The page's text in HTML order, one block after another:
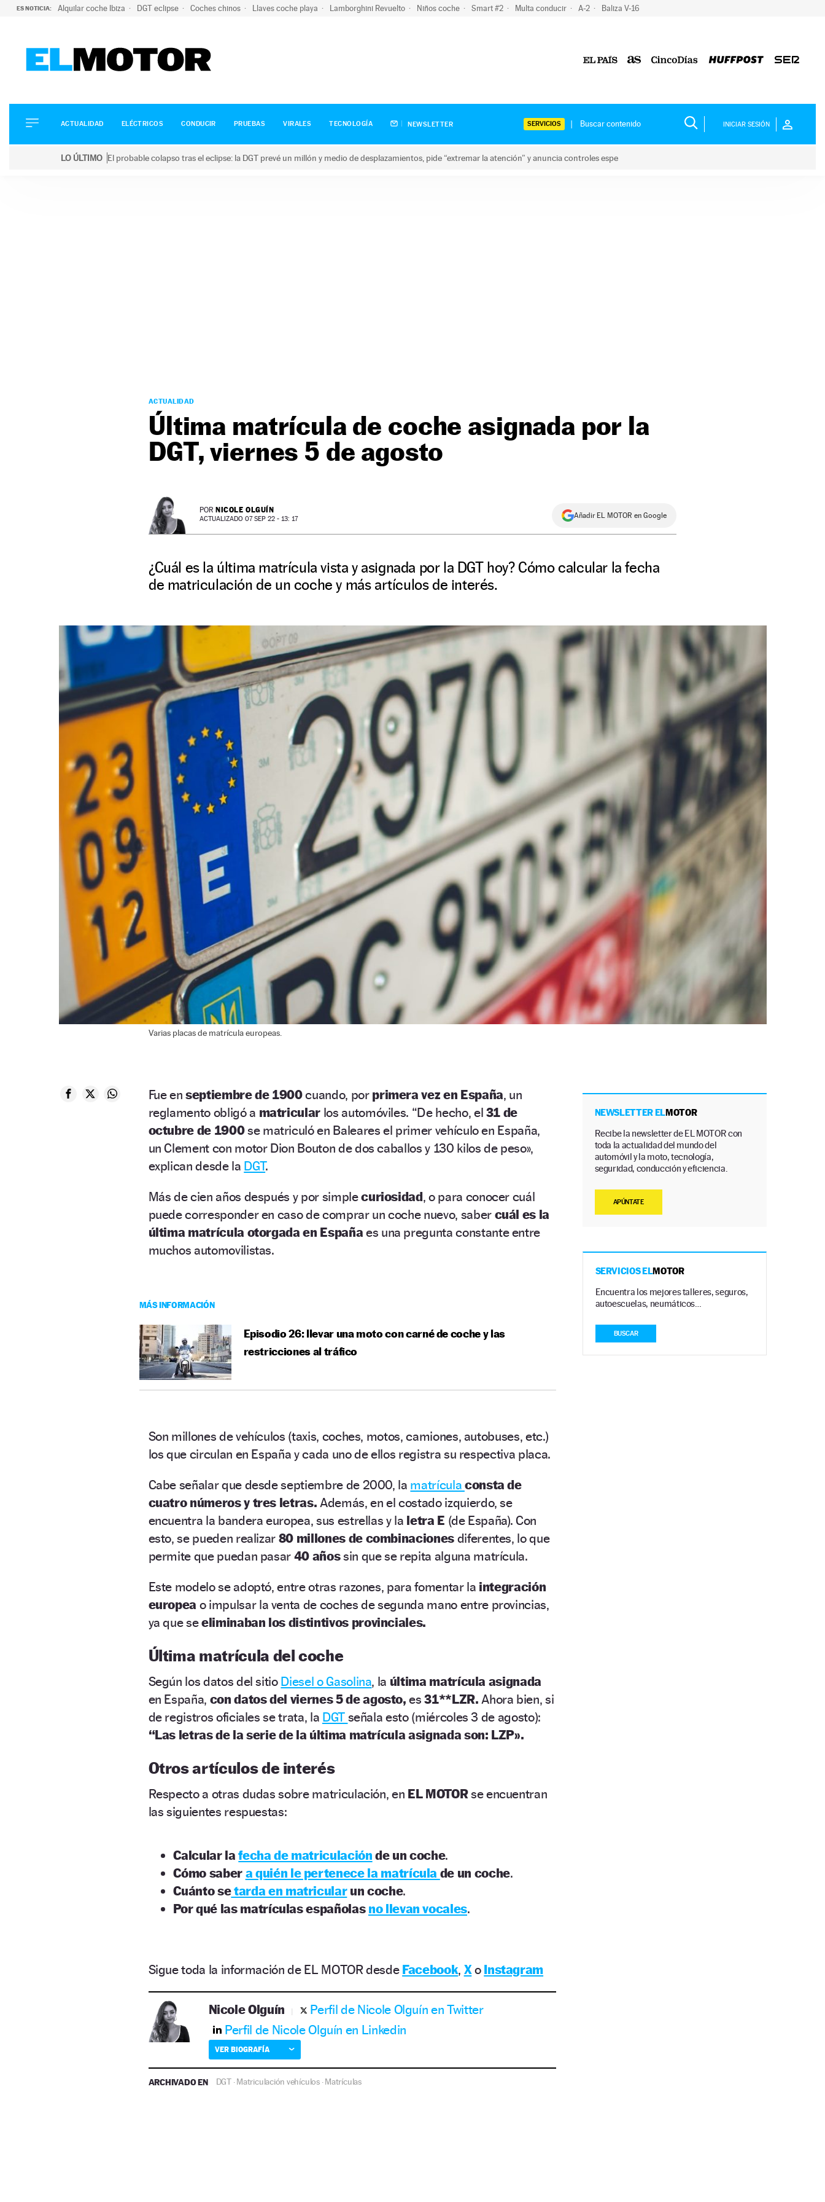
ES NOTICIA: Alquilar coche Ibiza DGT eclipse Coches chinos Llaves coche playa Lamborghini Revuelto Niños coche Smart #2 Multa conducir A-2 Baliza V-16
ELÉCTRICOS
CONDUCIR
ACTUALIDAD ELÉCTRICOS CONDUCIR PRUEBAS VIRALES TECNOLOGÍA NEWSLETTER SERVICIOS INICIAR SESIÓN
LO ÚLTIMO El probable colapso tras el eclipse: la DGT prevé un millón y medio de desplazamientos, pide “extremar la atención” y anuncia controles espe
ACTUALIDAD
Última matrícula de coche asignada por la
DGT, viernes 5 de agosto
POR NICOLE OLGUÍN
ACTUALIZADO 07 SEP 22 - 13: 17 Añadir EL MOTOR en Google
¿Cuál es la última matrícula vista y asignada por la DGT hoy? Cómo calcular la fecha
de matriculación de un coche y más artículos de interés.
Varias placas de matrícula europeas.
Fue enseptiembre de 1900cuando, por primera vez en España, un
reglamento obligó a matricular los automóviles. “De hecho, el 31 de
octubre de 1900se matriculó en Baleares el primer vehículo en España,
un Clement con motor Dion Bouton de dos caballos y 130 kilos de peso»,
explican desde la DGT.
Más de cien años después y por simplecuriosidad, o para conocer cuál
puede corresponder en caso de comprar un coche nuevo, sabercuál es la
última matrícula otorgada en España es una pregunta constante entre
muchos automovilistas.
MÁS INFORMACIÓN
Episodio 26: llevar una moto con carné de coche y las
restricciones al tráfico
Son millones de vehículos (taxis, coches, motos, camiones, autobuses, etc.)
los que circulan en España y cada uno de ellos registra su respectiva placa.
Cabe señalar que desde septiembre de 2000, la matrícula consta de
cuatro números y tres letras. Además, en el costado izquierdo, se
encuentra la bandera europea, sus estrellas y la letra E (de España). Con
esto, se pueden realizar 80 millones de combinacionesdiferentes, lo que
permite que puedan pasar 40 añossin que se repita alguna matrícula.
Este modelo se adoptó, entre otras razones, para fomentar la integración
europea o impulsar la venta de coches de segunda mano entre provincias,
ya que seeliminaban los distintivos provinciales.
Última matrícula del coche
Según los datos del sitio Diesel o Gasolina, la última matrícula asignada
en España, con datos del viernes 5 de agosto,es31**LZR. Ahora bien, si
de registros oficiales se trata, la DGT señala esto (miércoles 3 de agosto):
“Las letras de la serie de la última matrícula asignada son: LZP».
Otros artículos de interés
Respecto a otras dudas sobre matriculación, en EL MOTORse encuentran
las siguientes respuestas:
Calcular lafecha de matriculación de un coche.
Cómo saber a quién le pertenece la matrícula de un coche.
Cuánto setarda en matricularun coche.
Por qué las matrículas españolas no llevan vocales.
Sigue toda la información de EL MOTOR desde Facebook, Xo Instagram
Nicole Olguín
Perfil de Nicole Olguín en Twitter
Perfil de Nicole Olguín en Linkedin
VER BIOGRAFÍA
ARCHIVADO EN DGT·Matriculación vehículos·Matrículas
NEWSLETTER ELMOTOR
Recibe la newsletter de EL MOTOR con
toda la actualidad del mundo del
automóvil y la moto, tecnología,
seguridad, conducción y eficiencia.
APÚNTATE
SERVICIOS ELMOTOR
Encuentra los mejores talleres, seguros,
autoescuelas, neumáticos…
BUSCAR